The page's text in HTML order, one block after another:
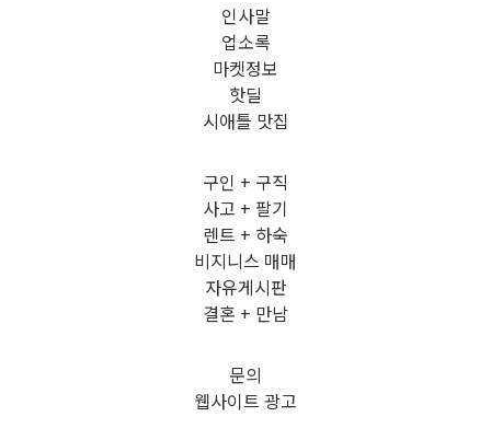
인사말
업소록
마켓정보
핫딜
시애틀 맛집
구인 + 구직
사고 + 팔기
렌트 + 하숙
비지니스 매매
자유게시판
결혼 + 만남
문의
웹사이트 광고